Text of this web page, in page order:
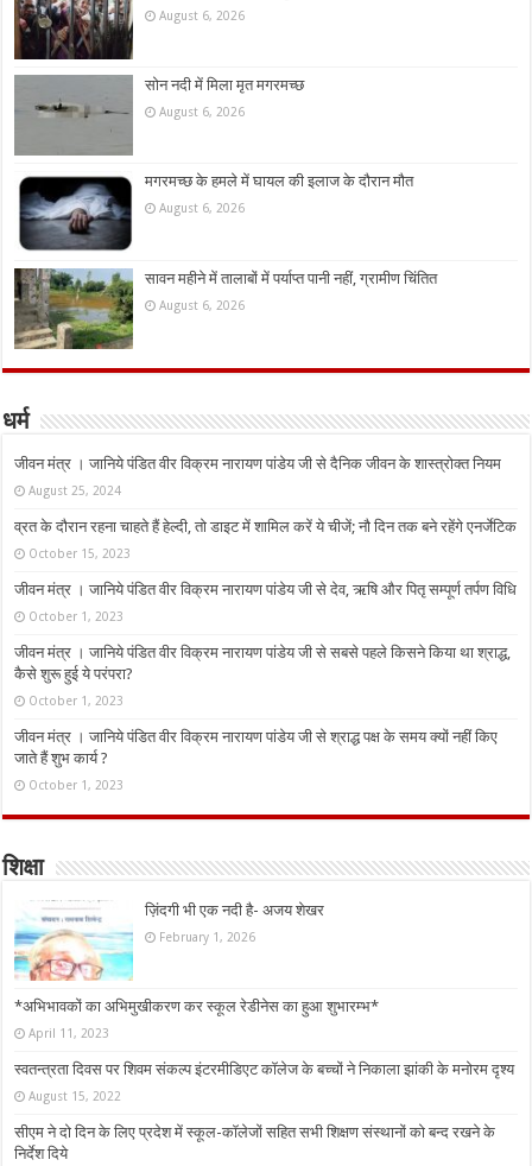
August 6, 2026
सोन नदी में मिला मृत मगरमच्छ
August 6, 2026
मगरमच्छ के हमले में घायल की इलाज के दौरान मौत
August 6, 2026
सावन महीने में तालाबों में पर्याप्त पानी नहीं, ग्रामीण चिंतित
August 6, 2026
धर्म
जीवन मंत्र । जानिये पंडित वीर विक्रम नारायण पांडेय जी से दैनिक जीवन के शास्त्रोक्त नियम
August 25, 2024
व्रत के दौरान रहना चाहते हैं हेल्दी, तो डाइट में शामिल करें ये चीजें; नौ दिन तक बने रहेंगे एनर्जेटिक
October 15, 2023
जीवन मंत्र । जानिये पंडित वीर विक्रम नारायण पांडेय जी से देव, ऋषि और पितृ सम्पूर्ण तर्पण विधि
October 1, 2023
जीवन मंत्र । जानिये पंडित वीर विक्रम नारायण पांडेय जी से सबसे पहले किसने किया था श्राद्ध,
कैसे शुरू हुई ये परंपरा?
October 1, 2023
जीवन मंत्र । जानिये पंडित वीर विक्रम नारायण पांडेय जी से श्राद्ध पक्ष के समय क्यों नहीं किए
जाते हैं शुभ कार्य ?
October 1, 2023
शिक्षा
ज़िंदगी भी एक नदी है- अजय शेखर
February 1, 2026
*अभिभावकों का अभिमुखीकरण कर स्कूल रेडीनेस का हुआ शुभारम्भ*
April 11, 2023
स्वतन्त्रता दिवस पर शिवम संकल्प इंटरमीडिएट कॉलेज के बच्चों ने निकाला झांकी के मनोरम दृश्य
August 15, 2022
सीएम ने दो दिन के लिए प्रदेश में स्कूल-कॉलेजों सहित सभी शिक्षण संस्थानों को बन्द रखने के
निर्देश दिये